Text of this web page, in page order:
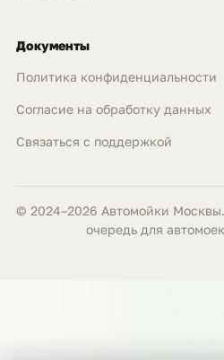
Документы
Политика конфиденциальности
Согласие на обработку данных
Связаться с поддержкой
© 2024–2026 Автомойки
очередь для